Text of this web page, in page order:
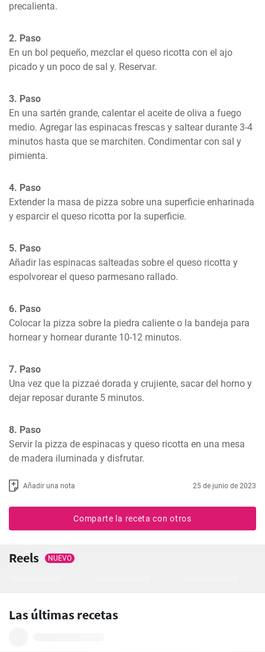
precalienta.
2. Paso
En un bol pequeño, mezclar el queso ricotta con el ajo
picado y un poco de sal y. Reservar.
3. Paso
En una sartén grande, calentar el aceite de oliva a fuego
medio. Agregar las espinacas frescas y saltear durante 3-4
minutos hasta que se marchiten. Condimentar con sal y
pimienta.
4. Paso
Extender la masa de pizza sobre una superficie enharinada
y esparcir el queso ricotta por la superficie.
5. Paso
Añadir las espinacas salteadas sobre el queso ricotta y
espolvorear el queso parmesano rallado.
6. Paso
Colocar la pizza sobre la piedra caliente o la bandeja para
hornear y hornear durante 10-12 minutos.
7. Paso
Una vez que la pizzaé dorada y crujiente, sacar del horno y
dejar reposar durante 5 minutos.
8. Paso
Servir la pizza de espinacas y queso ricotta en una mesa
de madera iluminada y disfrutar.
Añadir una nota 25 de junio de 2023
Comparte la receta con otros
Reels NUEVO
Las últimas recetas